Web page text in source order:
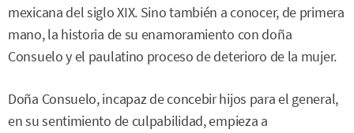
mexicana del siglo XIX. Sino también a conocer, de primera
mano, la historia de su enamoramiento con doña
Consuelo y el paulatino proceso de deterioro de la mujer.
Doña Consuelo, incapaz de concebir hijos para el general,
en su sentimiento de culpabilidad, empieza a